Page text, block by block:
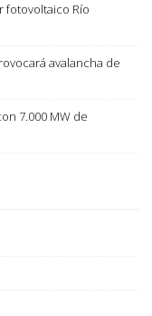
fotovoltaico Río
avalancha de
7.000 MW de